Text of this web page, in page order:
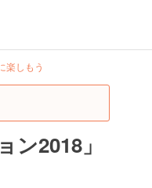
楽しもう
ン2018」